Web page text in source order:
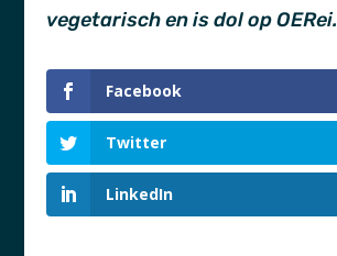
vegetarisch en is dol op OERei.
Facebook
Twitter
LinkedIn